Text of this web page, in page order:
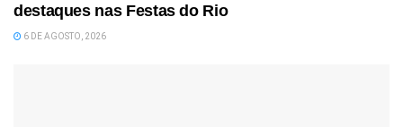
destaques nas Festas do Rio
6 DE AGOSTO, 2026